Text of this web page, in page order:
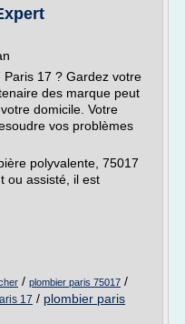
17 ? Gardez votre
des marque peut
domicile. Votre
vos problèmes
polyvalente, 75017
ou assisté, il est
/ plombier paris 75017 /
17 / plombier paris